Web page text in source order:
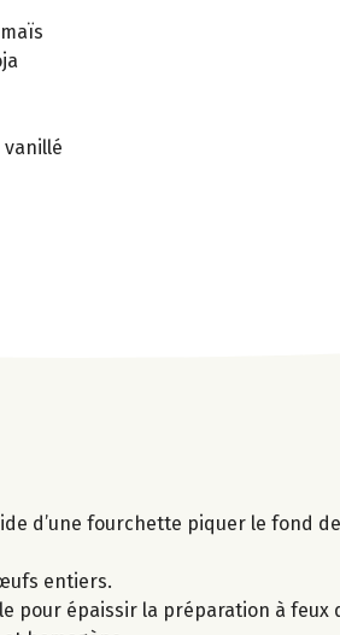
vanillé
d’une fourchette piquer le fond
entiers.
pour épaissir la préparation à feux